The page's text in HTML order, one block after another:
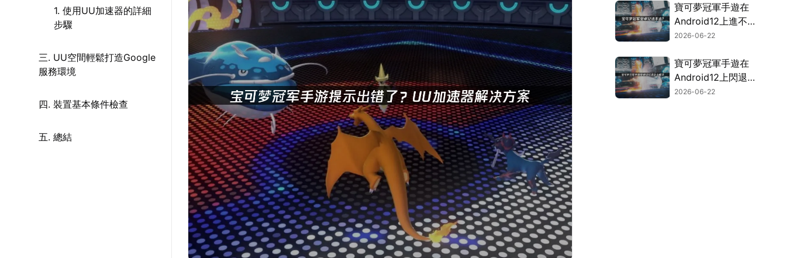
1. 使用UU加速器的詳細
步驟
三. UU空間輕鬆打造Google
服務環境
四. 裝置基本條件檢查
五. 總結
寶可夢冠軍手遊在
Android12上進不
去？快速解決攻略！
2026-06-22
寶可夢冠軍手遊在
Android12上閃退？
完整修復攻略！
2026-06-22